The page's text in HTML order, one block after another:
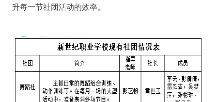
升每一节社团活动的效率。